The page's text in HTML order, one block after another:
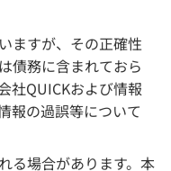
ますが、その正確性
債務に含まれておら
社QUICKおよび情報
報の過誤等について
る場合があります。本